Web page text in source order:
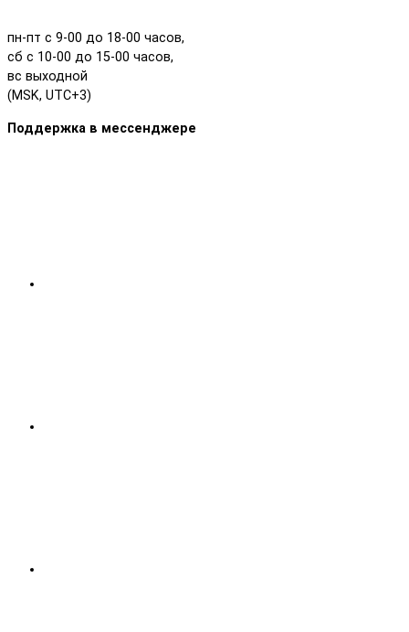
пн-пт с 9-00 до 18-00 часов,
сб с 10-00 до 15-00 часов,
вс выходной
(MSK, UTC+3)
Поддержка в мессенджере